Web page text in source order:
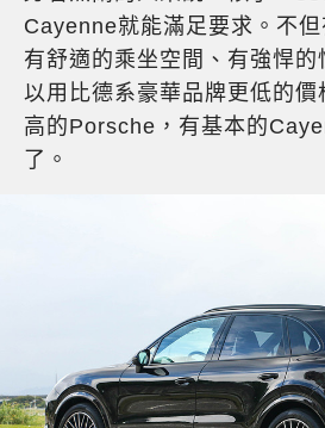
Cayenne就能滿足要求。不但
有舒適的乘坐空間、有強悍的
以用比德系豪華品牌更低的價
高的Porsche，有基本的
了。